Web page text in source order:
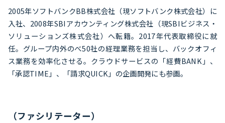
2005年ソフトバンクBB株式会社（現ソフトバンク株式会社）に
入社、2008年SBIアカウンティング株式会社（現SBIビジネス・
ソリューションズ株式会社）へ転籍。2017年代表取締役に就
任。グループ内外のべ50社の経理業務を担当し、バックオフィ
ス業務を効率化させる。クラウドサービスの「経費BANK」、
「承認TIME」、「請求QUICK」の企画開発にも参画。
（ファシリテーター）